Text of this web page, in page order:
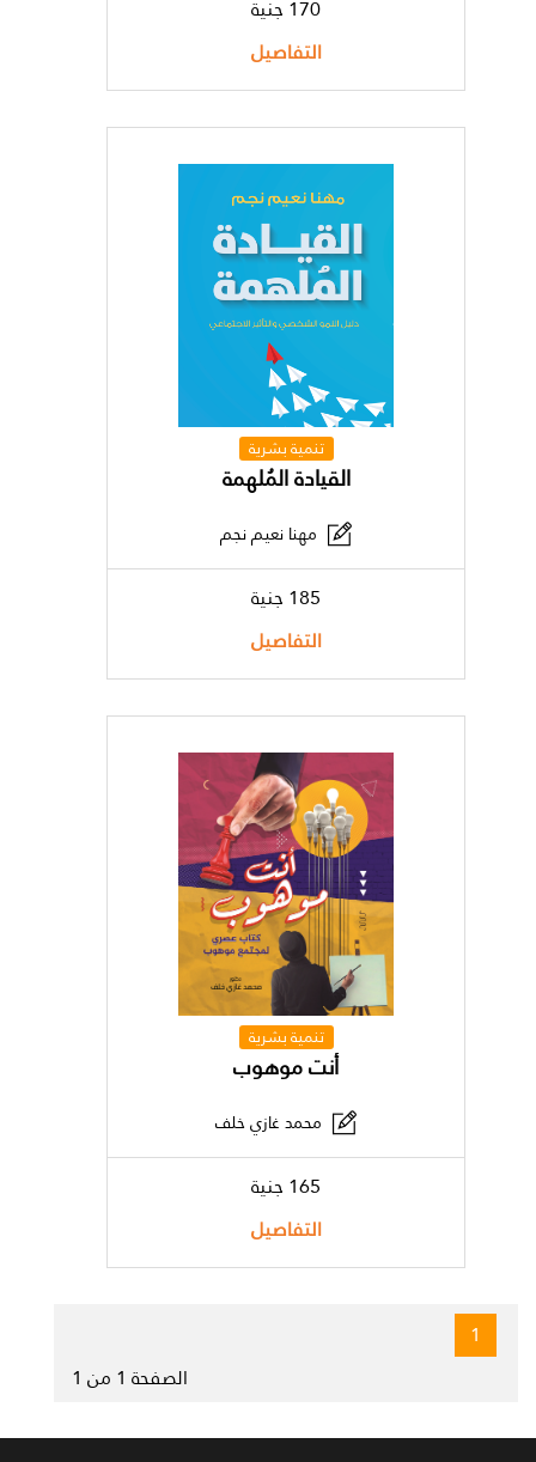
170 جنية
التفاصيل
تنمية بشرية
القيادة المُلهمة
مهنا نعيم نجم
185 جنية
التفاصيل
تنمية بشرية
أنت موهوب
محمد غازي خلف
165 جنية
التفاصيل
1
الصفحة 1 من 1